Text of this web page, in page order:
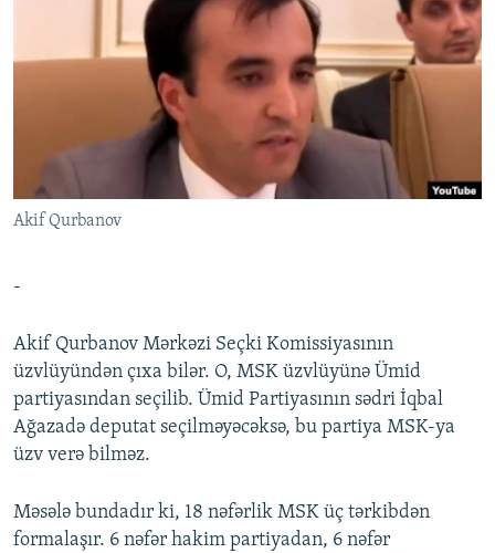
KARIKATURA
AZƏRBAYCAN ƏDƏBIYYATI KITABXANASI
İSLAM VƏ DEMOKRATIYA
İZ - MƏDƏNIYYƏT PROQRAMI
HAQQIMIZDA
PEŞƏ ETIKASI VƏ JURNALISTIKA STANDARTLARIMIZ
MATERIALLARIMIZDAN ISTIFADƏ
AZADLIQRADIOSU MOBIL TELEFONUNUZDA
RFE/RL-in bütün saytları
Akif Qurbanov
-
Akif Qurbanov Mərkəzi Seçki Komissiyasının
üzvlüyündən çıxa bilər. O, MSK üzvlüyünə Ümid
partiyasından seçilib. Ümid Partiyasının sədri İqbal
Ağazadə deputat seçilməyəcəksə, bu partiya MSK-ya
üzv verə bilməz.
Məsələ bundadır ki, 18 nəfərlik MSK üç tərkibdən
formalaşır. 6 nəfər hakim partiyadan, 6 nəfər